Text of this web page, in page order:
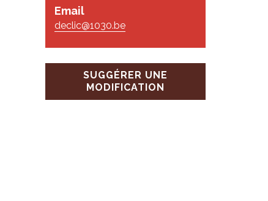
Email
declic@1030.be
SUGGÉRER UNE
MODIFICATION